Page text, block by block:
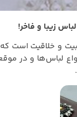
زیبا و فاخر!
و خلاقیت است
لباس‌ها و در